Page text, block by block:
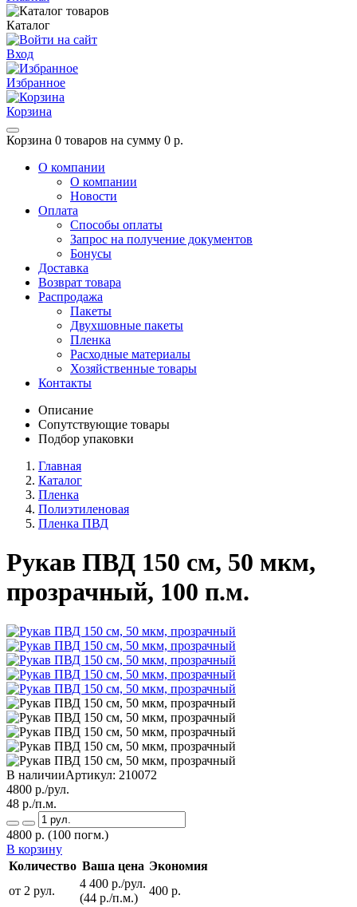
Каталог
Вход
Избранное
Корзина
Корзина 0 товаров на сумму 0 р.
О компании
О компании
Новости
Оплата
Способы оплаты
Запрос на получение документов
Бонусы
Доставка
Возврат товара
Распродажа
Пакеты
Двухшовные пакеты
Пленка
Расходные материалы
Хозяйственные товары
Контакты
Описание
Сопутствующие товары
Подбор упаковки
Главная
Каталог
Пленка
Полиэтиленовая
Пленка ПВД
Рукав ПВД 150 см, 50 мкм,
прозрачный, 100 п.м.
В наличииАртикул: 210072
4800 р./рул.
48 р./п.м.
4800 р. (100 погм.)
В корзину
Количество Ваша цена Экономия
от 2 рул.
4 400 р./рул.
(44 р./п.м.)
400 р.